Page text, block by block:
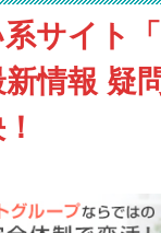
サイト
情報 疑